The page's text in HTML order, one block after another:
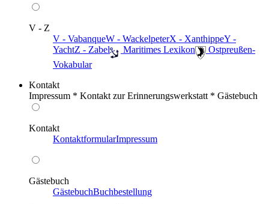
V - Z
V - VabanqueW - WackelpeterX - XanthippeY -
YachtZ - Zabel ️ Maritimes Lexikon
️ Ostpreußen-
Vokabular
Kontakt
Impressum * Kontakt zur Erinnerungswerkstatt * Gästebuch
Kontakt
KontaktformularImpressum
Gästebuch
GästebuchBuchbestellung